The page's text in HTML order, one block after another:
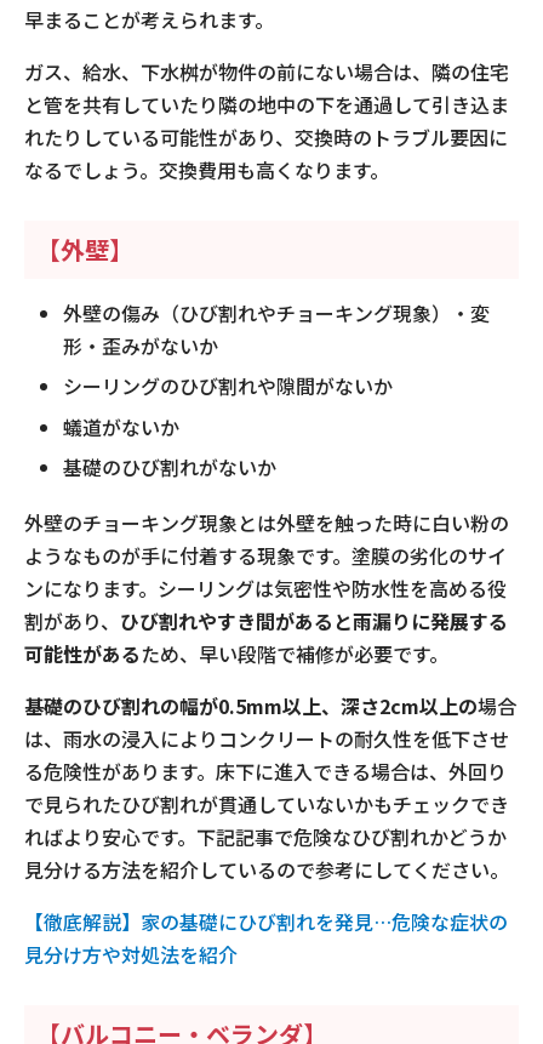
早まることが考えられます。
ガス、給水、下水桝が物件の前にない場合は、隣の住宅
と管を共有していたり隣の地中の下を通過して引き込ま
れたりしている可能性があり、交換時のトラブル要因に
なるでしょう。交換費用も高くなります。
【外壁】
外壁の傷み（ひび割れやチョーキング現象）・変
形・歪みがないか
シーリングのひび割れや隙間がないか
蟻道がないか
基礎のひび割れがないか
外壁のチョーキング現象とは外壁を触った時に白い粉の
ようなものが手に付着する現象です。塗膜の劣化のサイ
ンになります。シーリングは気密性や防水性を高める役
割があり、 ひび割れやすき間があると雨漏りに発展する
可能性があるため、早い段階で補修が必要です。
基礎のひび割れの幅が0.5mm以上、深さ2cm以上の場合
は、雨水の浸入によりコンクリートの耐久性を低下させ
る危険性があります。床下に進入できる場合は、外回り
で見られたひび割れが貫通していないかもチェックでき
ればより安心です。下記記事で危険なひび割れかどうか
見分ける方法を紹介しているので参考にしてください。
【徹底解説】家の基礎にひび割れを発見…危険な症状の
見分け方や対処法を紹介
【バルコニー・ベランダ】